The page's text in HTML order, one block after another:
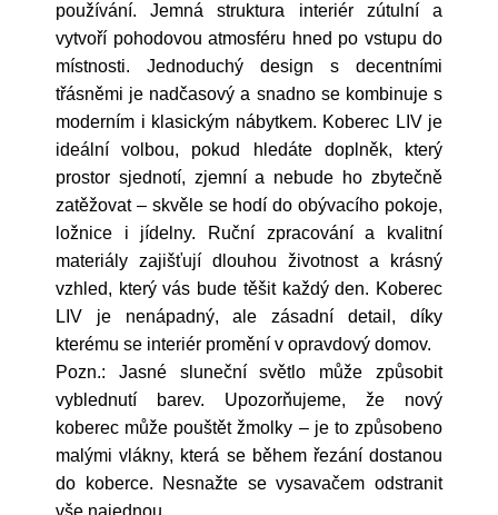
používání. Jemná struktura interiér zútulní a
vytvoří pohodovou atmosféru hned po vstupu do
místnosti. Jednoduchý design s decentními
třásněmi je nadčasový a snadno se kombinuje s
moderním i klasickým nábytkem. Koberec LIV je
ideální volbou, pokud hledáte doplněk, který
prostor sjednotí, zjemní a nebude ho zbytečně
zatěžovat – skvěle se hodí do obývacího pokoje,
ložnice i jídelny. Ruční zpracování a kvalitní
materiály zajišťují dlouhou životnost a krásný
vzhled, který vás bude těšit každý den. Koberec
LIV je nenápadný, ale zásadní detail, díky
kterému se interiér promění v opravdový domov.
Pozn.: Jasné sluneční světlo může způsobit
vyblednutí barev. Upozorňujeme, že nový
koberec může pouštět žmolky – je to způsobeno
malými vlákny, která se během řezání dostanou
do koberce. Nesnažte se vysavačem odstranit
vše najednou.